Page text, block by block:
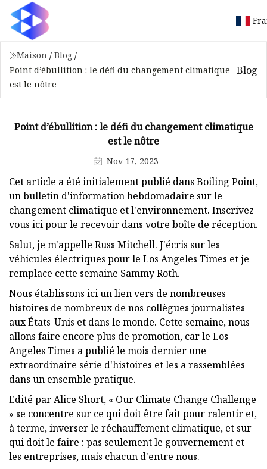
Maison / Blog /
Point d’ébullition : le défi du changement climatique
est le nôtre
Blog
Point d’ébullition : le défi du changement climatique
est le nôtre
Nov 17, 2023
Cet article a été initialement publié dans Boiling Point,
un bulletin d'information hebdomadaire sur le
changement climatique et l'environnement. Inscrivez-
vous ici pour le recevoir dans votre boîte de réception.
Salut, je m'appelle Russ Mitchell. J'écris sur les
véhicules électriques pour le Los Angeles Times et je
remplace cette semaine Sammy Roth.
Nous établissons ici un lien vers de nombreuses
histoires de nombreux de nos collègues journalistes
aux États-Unis et dans le monde. Cette semaine, nous
allons faire encore plus de promotion, car le Los
Angeles Times a publié le mois dernier une
extraordinaire série d'histoires et les a rassemblées
dans un ensemble pratique.
Edité par Alice Short, « Our Climate Change Challenge
» se concentre sur ce qui doit être fait pour ralentir et,
à terme, inverser le réchauffement climatique, et sur
qui doit le faire : pas seulement le gouvernement et
les entreprises, mais chacun d'entre nous.